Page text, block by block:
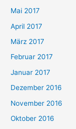
Mai 2017
April 2017
März 2017
Februar 2017
Januar 2017
Dezember 2016
November 2016
Oktober 2016